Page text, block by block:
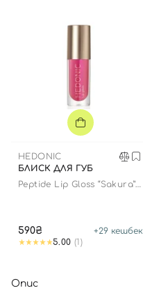
HEDONIC
БЛИСК ДЛЯ ГУБ
Peptide Lip Gloss “Sakura”
590₴ +29 кешбек
5.00 (1)
Опис